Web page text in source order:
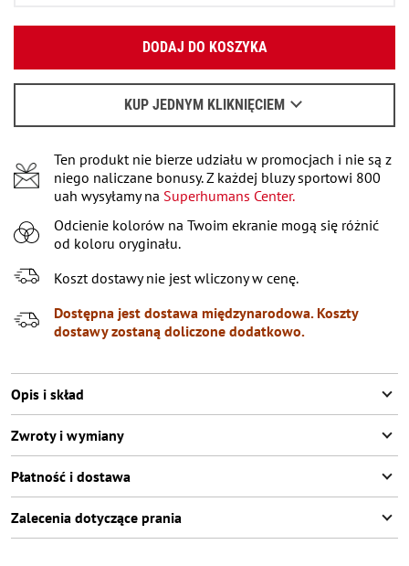
S
XL
XS Pozostało2przedmioty
XXL
XXXL
DODAJ DO KOSZYKA
KUP JEDNYM KLIKNIĘCIEM
Kiedy czekać na e-mail - przeczytajtu.
Ten produkt nie bierze udziału w promocjach i nie są z
niego naliczane bonusy. Z każdej bluzy sportowi 800
uah wysyłamy na Superhumans Center.
Odcienie kolorów na Twoim ekranie mogą się różnić
od koloru oryginału.
Koszt dostawy nie jest wliczony w cenę.
Dostępna jest dostawa międzynarodowa. Koszty
dostawy zostaną doliczone dodatkowo.
Opis i skład
Zwroty i wymiany
Płatność i dostawa
Zalecenia dotyczące prania